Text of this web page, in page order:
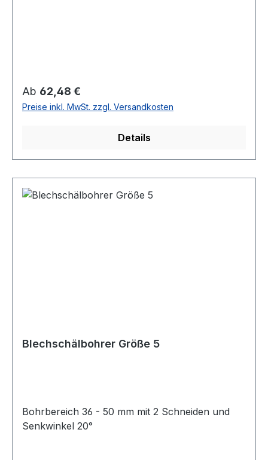
Regulärer Preis:
Ab 62,48 €
Preise inkl. MwSt. zzgl. Versandkosten
Details
Blechschälbohrer Größe 5
Bohrbereich 36 - 50 mm mit 2 Schneiden und
Senkwinkel 20°